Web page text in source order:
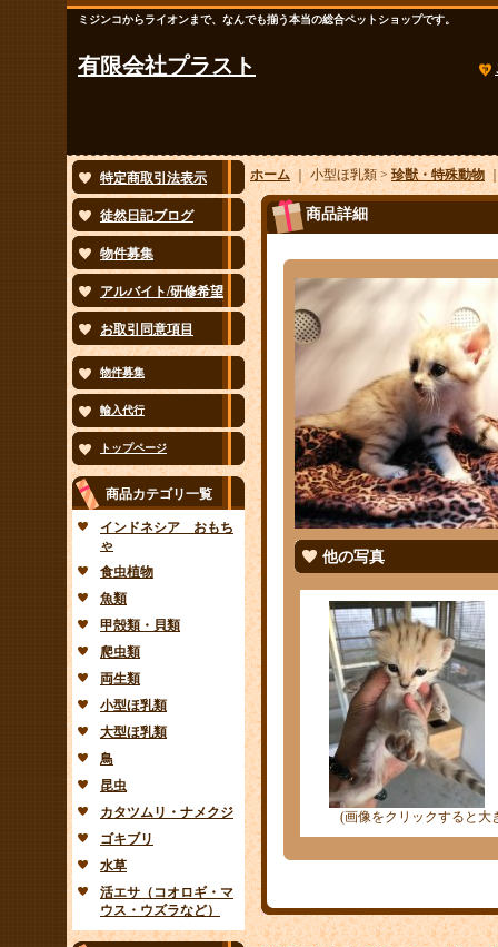
ミジンコからライオンまで、なんでも揃う本当の総合ペットショップです。
有限会社プラスト
特定商取引法表示
徒然日記ブログ
物件募集
アルバイト/研修希望
お取引同意項目
物件募集
輸入代行
トップページ
商品カテゴリ一覧
インドネシア おもち
ゃ
食虫植物
魚類
甲殻類・貝類
爬虫類
両生類
小型ほ乳類
大型ほ乳類
鳥
昆虫
カタツムリ・ナメクジ
ゴキブリ
水草
活エサ（コオロギ・マ
ウス・ウズラなど）
ホーム｜ 小型ほ乳類 >珍獣・特殊動物
商品詳細
他の写真
(画像をクリックすると大